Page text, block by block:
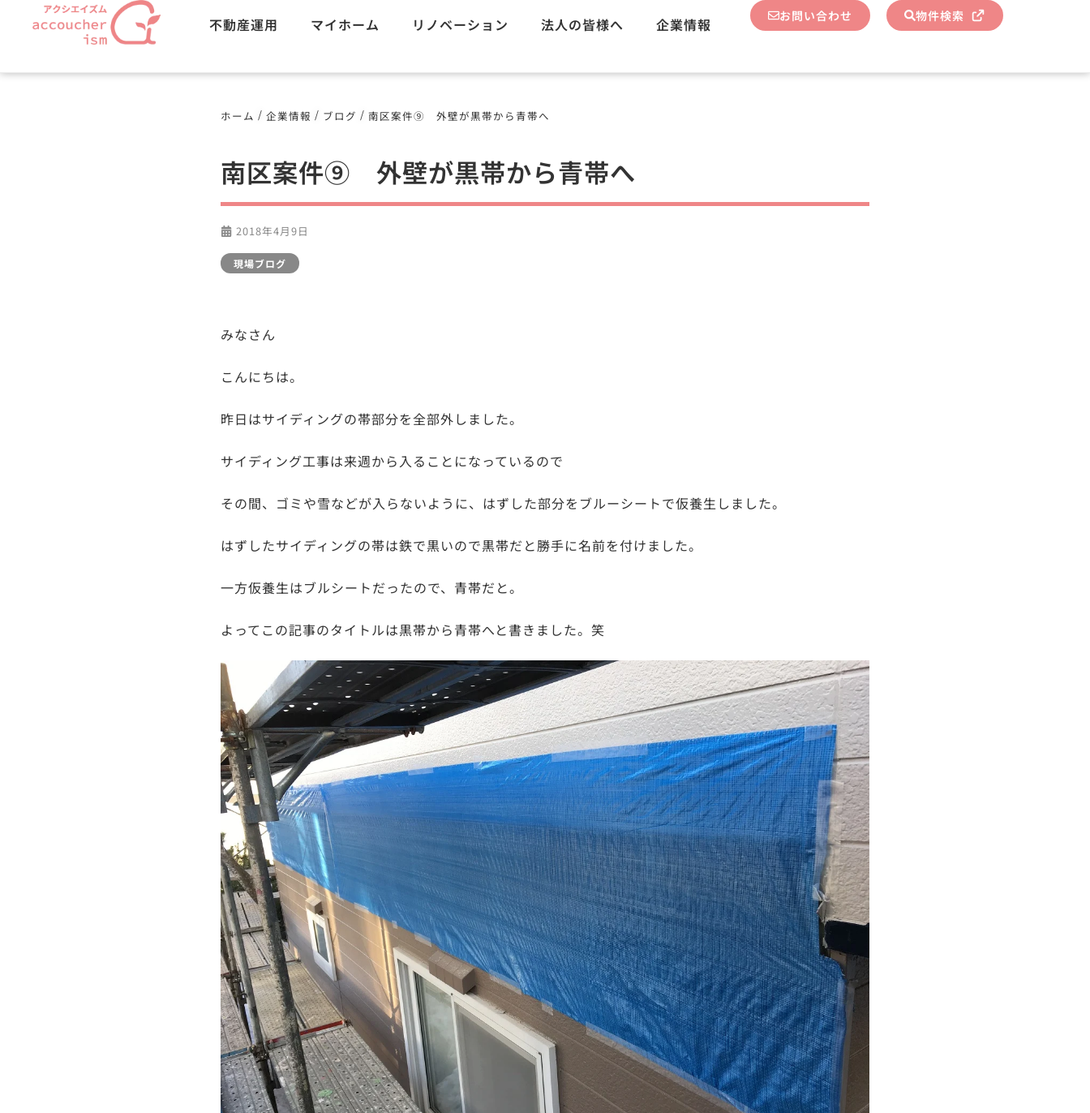
不動産運用 マイホーム リノベーション 法人の皆様へ 企業情報 お問い合わせ 物件検索
ホーム / 企業情報 / ブログ / 南区案件⑨ 外壁が黒帯から青帯へ
南区案件⑨ 外壁が黒帯から青帯へ
2018年4月9日
現場ブログ
みなさん
こんにちは。
昨日はサイディングの帯部分を全部外しました。
サイディング工事は来週から入ることになっているので
その間、ゴミや雪などが入らないように、はずした部分をブルーシートで仮養生しました。
はずしたサイディングの帯は鉄で黒いので黒帯だと勝手に名前を付けました。
一方仮養生はブルシートだったので、青帯だと。
よってこの記事のタイトルは黒帯から青帯へと書きました。笑